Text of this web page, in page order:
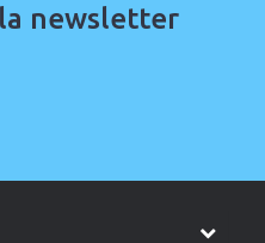
newsletter